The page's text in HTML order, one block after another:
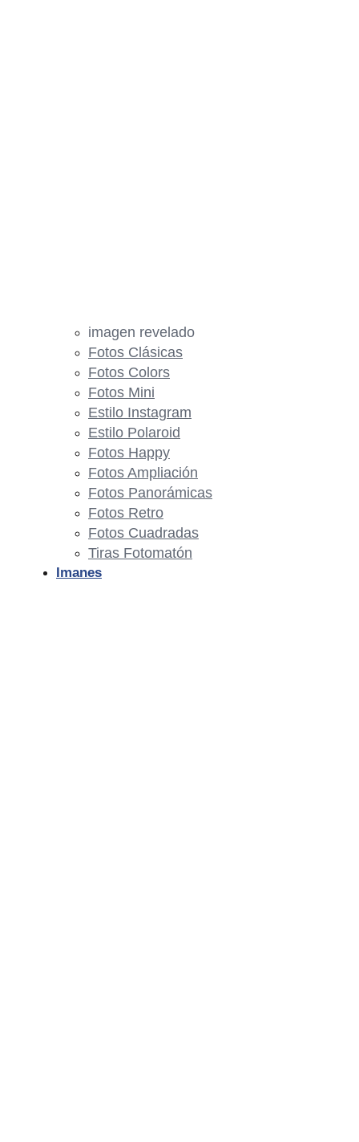
imagen revelado
Fotos Clásicas
Fotos Colors
Fotos Mini
Estilo Instagram
Estilo Polaroid
Fotos Happy
Fotos Ampliación
Fotos Panorámicas
Fotos Retro
Fotos Cuadradas
Tiras Fotomatón
Imanes